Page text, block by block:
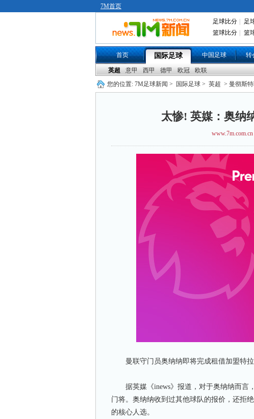
7M首页
足球比分 足
篮球比分
篮
首页 国际足球 中国足球 转
英超 意甲 西甲 德甲 欧冠
欧联
您的位置: 7M足球新闻 > 国际足球 > 英超 > 曼彻斯
太惨! 英媒：奥纳
www.7m.com.cn
曼联守门员奥纳纳即将完成租借加盟特拉
据英媒《inews》报道，对于奥纳纳而言
门将。奥纳纳收到过其他球队的报价，还拒
的核心人选。